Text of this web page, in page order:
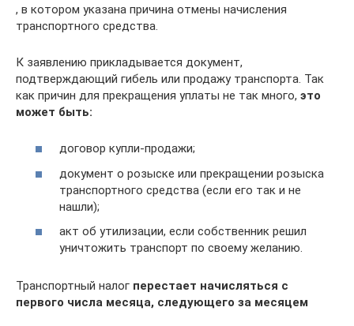
, в котором указана причина отмены начисления
транспортного средства.
К заявлению прикладывается документ,
подтверждающий гибель или продажу транспорта. Так
как причин для прекращения уплаты не так много, это
может быть:
договор купли-продажи;
документ о розыске или прекращении розыска
транспортного средства (если его так и не
нашли);
акт об утилизации, если собственник решил
уничтожить транспорт по своему желанию.
Транспортный налог перестает начисляться с
первого числа месяца, следующего за месяцем